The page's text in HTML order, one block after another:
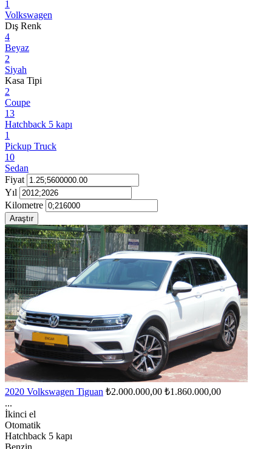
1
Volkswagen
Dış Renk
4
Beyaz
2
Siyah
Kasa Tipi
2
Coupe
13
Hatchback 5 kapı
1
Pickup Truck
10
Sedan
Fiyat
Yıl
Kilometre
Araştır
2020 Volkswagen Tiguan ₺2.000.000,00 ₺1.860.000,00
...
İkinci el
Otomatik
Hatchback 5 kapı
Benzin